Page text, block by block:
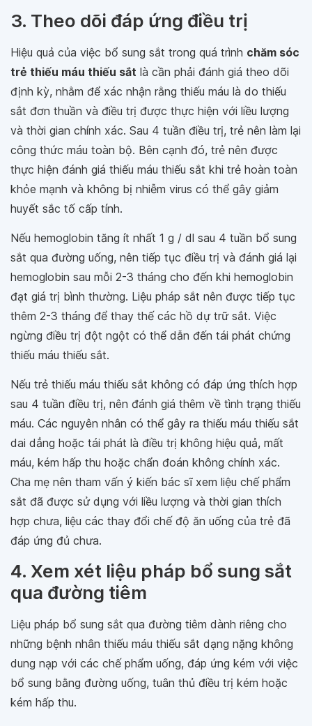
3. Theo dõi đáp ứng điều trị
Hiệu quả của việc bổ sung sắt trong quá trình chăm sóc
trẻ thiếu máu thiếu sắt là cần phải đánh giá theo dõi
định kỳ, nhằm để xác nhận rằng thiếu máu là do thiếu
sắt đơn thuần và điều trị được thực hiện với liều lượng
và thời gian chính xác. Sau 4 tuần điều trị, trẻ nên làm lại
công thức máu toàn bộ. Bên cạnh đó, trẻ nên được
thực hiện đánh giá thiếu máu thiếu sắt khi trẻ hoàn toàn
khỏe mạnh và không bị nhiễm virus có thể gây giảm
huyết sắc tố cấp tính.
Nếu hemoglobin tăng ít nhất 1 g / dl sau 4 tuần bổ sung
sắt qua đường uống, nên tiếp tục điều trị và đánh giá lại
hemoglobin sau mỗi 2-3 tháng cho đến khi hemoglobin
đạt giá trị bình thường. Liệu pháp sắt nên được tiếp tục
thêm 2-3 tháng để thay thế các hồ dự trữ sắt. Việc
ngừng điều trị đột ngột có thể dẫn đến tái phát chứng
thiếu máu thiếu sắt.
Nếu trẻ thiếu máu thiếu sắt không có đáp ứng thích hợp
sau 4 tuần điều trị, nên đánh giá thêm về tình trạng thiếu
máu. Các nguyên nhân có thể gây ra thiếu máu thiếu sắt
dai dẳng hoặc tái phát là điều trị không hiệu quả, mất
máu, kém hấp thu hoặc chẩn đoán không chính xác.
Cha mẹ nên tham vấn ý kiến bác sĩ xem liệu chế phẩm
sắt đã được sử dụng với liều lượng và thời gian thích
hợp chưa, liệu các thay đổi chế độ ăn uống của trẻ đã
đáp ứng đủ chưa.
4. Xem xét liệu pháp bổ sung sắt
qua đường tiêm
Liệu pháp bổ sung sắt qua đường tiêm dành riêng cho
những bệnh nhân thiếu máu thiếu sắt dạng nặng không
dung nạp với các chế phẩm uống, đáp ứng kém với việc
bổ sung bằng đường uống, tuân thủ điều trị kém hoặc
kém hấp thu.